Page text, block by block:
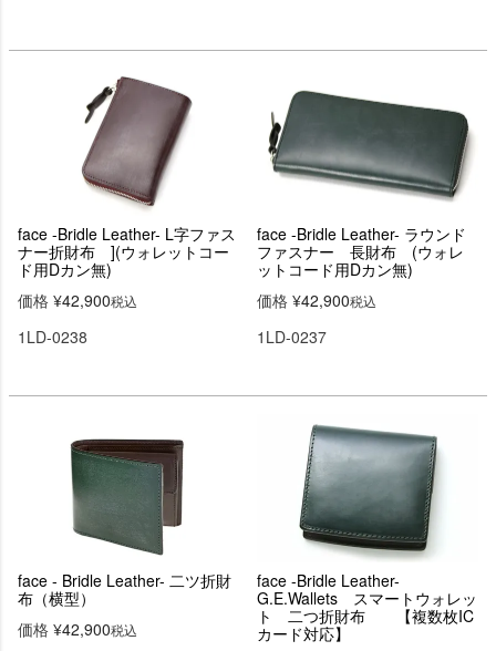
face -Bridle Leather- L字ファス
ナー折財布 ](ウォレットコー
ド用Dカン無)
価格 ¥42,900税込
1LD-0238
face -Bridle Leather- ラウンド
ファスナー 長財布 (ウォレ
ットコード用Dカン無)
価格 ¥42,900税込
1LD-0237
face - Bridle Leather- 二ツ折財
布（横型）
価格 ¥42,900税込
face -Bridle Leather-
G.E.Wallets スマートウォレッ
ト 二つ折財布 【複数枚IC
カード対応】